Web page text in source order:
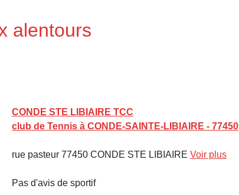
alentours
CONDE STE LIBIAIRE TCC
club de Tennis à CONDE-SAINTE-LIBIAIRE - 77450
rue pasteur 77450 CONDE STE LIBIAIRE Voir plus
Pas d'avis de sportif